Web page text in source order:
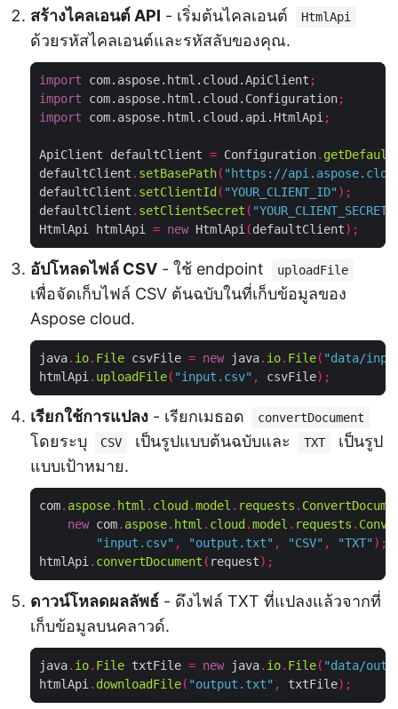
สร้างไคลเอนต์ API - เริ่มต้นไคลเอนต์ HtmlApi
ด้วยรหัสไคลเอนต์และรหัสลับของคุณ.
import com.aspose.html.cloud.ApiClient ;
import com.aspose.html.cloud.Configuration;
import com.aspose.html.cloud.api.HtmlApi ;
ApiClient defaultClient = Configuration.
defaultClient . setBasePath( "https://
defaultClient . setClientId ( "YOUR_CLIENT_ID" );
defaultClient . setClientSecret ( "YOUR_CLIENT_SECRET"
HtmlApi htmlApi = new HtmlApi (defaultClient);
อัปโหลดไฟล์ CSV - ใช้ endpoint uploadFile
เพื่อจัดเก็บไฟล์ CSV ต้นฉบับในที่เก็บข้อมูลของ
Aspose cloud.
java. io. File csvFile = new java. io. File( "data/
htmlApi . uploadFile( "input.csv" , csvFile);
เรียกใช้การแปลง - เรียกเมธอด convertDocument
โดยระบุ CSV เป็นรูปแบบต้นฉบับและ TXT
เป็นรูป
แบบเป้าหมาย.
com. aspose. html . cloud .model . requests .
new com. aspose. html . cloud .model . requests .
"input.csv" , "output.txt" , "CSV" , "TXT" );
htmlApi . convertDocument ( request);
ดาวน์โหลดผลลัพธ์ - ดึงไฟล์ TXT ที่แปลงแล้วจากที่
เก็บข้อมูลบนคลาวด์.
java. io. File txtFile = new java. io. File( "data/
htmlApi . downloadFile( "output.txt" , txtFile);